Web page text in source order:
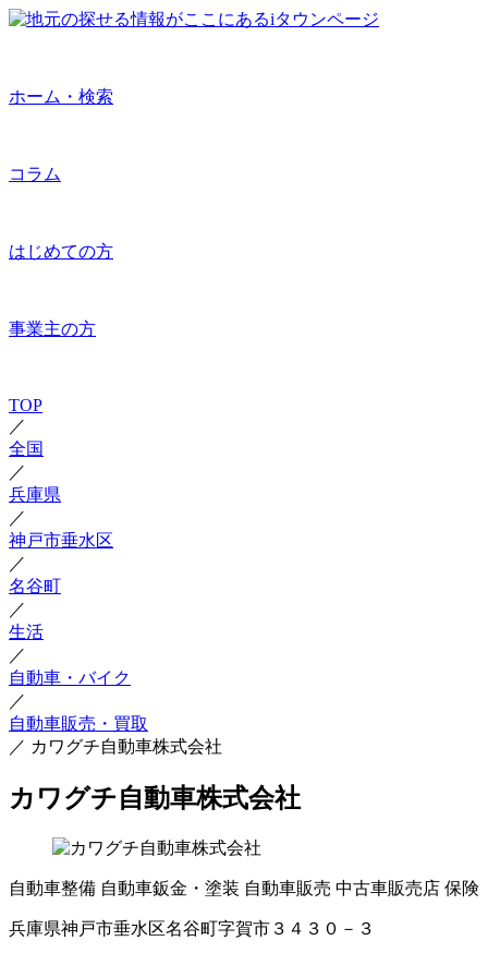
ホーム・検索
コラム
はじめての方
事業主の方
TOP
／
全国
／
兵庫県
／
神戸市垂水区
／
名谷町
／
生活
／
自動車・バイク
／
自動車販売・買取
／ カワグチ自動車株式会社
カワグチ自動車株式会社
自動車整備 自動車鈑金・塗装 自動車販売 中古車販売店 保険
兵庫県神戸市垂水区名谷町字賀市３４３０－３